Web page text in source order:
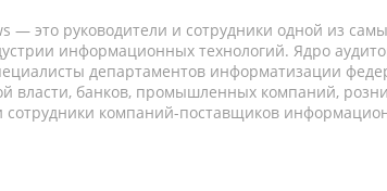
— это руководители и сотрудники одной из
информационных технологий. Ядро
департаментов информатизации
власти, банков, промышленных компаний,
сотрудники компаний-поставщиков